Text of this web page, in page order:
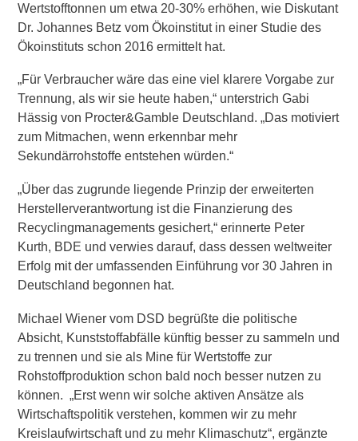
Wertstofftonnen um etwa 20-30% erhöhen, wie Diskutant
Dr. Johannes Betz vom Ökoinstitut in einer Studie des
Ökoinstituts schon 2016 ermittelt hat.
„Für Verbraucher wäre das eine viel klarere Vorgabe zur
Trennung, als wir sie heute haben,“ unterstrichGabi
Hässig von Procter&Gamble Deutschland. „Das motiviert
zum Mitmachen, wenn erkennbar mehr
Sekundärrohstoffe entstehen würden.“
„Über das zugrunde liegende Prinzip der erweiterten
Herstellerverantwortung ist die Finanzierung des
Recyclingmanagements gesichert,“ erinnerte Peter
Kurth, BDE und verwies darauf, dass dessen weltweiter
Erfolg mit der umfassenden Einführung vor 30 Jahren in
Deutschland begonnen hat.
Michael Wiener vom DSD begrüßte die politische
Absicht, Kunststoffabfälle künftig besser zu sammeln und
zu trennen und sie als Mine für Wertstoffe zur
Rohstoffproduktion schon bald noch besser nutzen zu
können. „Erst wenn wir solche aktiven Ansätze als
Wirtschaftspolitik verstehen, kommen wir zu mehr
Kreislaufwirtschaft und zu mehr Klimaschutz“, ergänzte